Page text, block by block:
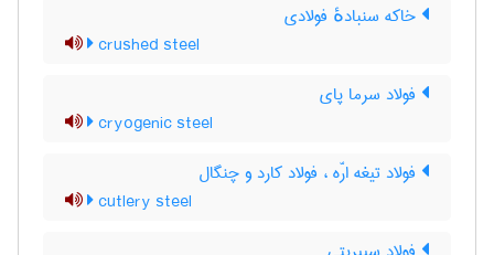
خاکه سنبادهٔ فولادی
crushed steel
فولاد سرما پای
cryogenic steel
فولاد تیغه ارّه ، فولاد کارد و چنگال
cutlery steel